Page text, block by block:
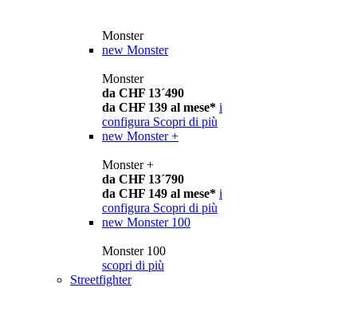
Monster
new Monster
Monster
da CHF 13´490
da CHF 139 al mese* i
configura Scopri di più
new Monster +
Monster +
da CHF 13´790
da CHF 149 al mese* i
configura Scopri di più
new Monster 100
Monster 100
scopri di più
Streetfighter